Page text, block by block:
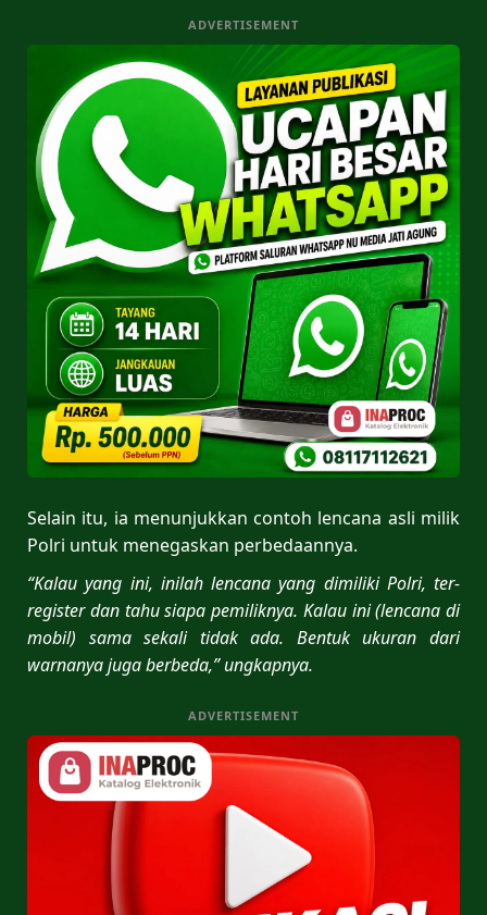
ADVERTISEMENT
Selain itu, ia menunjukkan contoh lencana asli milik
Polri untuk menegaskan perbedaannya.
“Kalau yang ini, inilah lencana yang dimiliki Polri, ter-
register dan tahu siapa pemiliknya. Kalau ini (lencana di
mobil) sama sekali tidak ada. Bentuk ukuran dari
warnanya juga berbeda,” ungkapnya.
ADVERTISEMENT